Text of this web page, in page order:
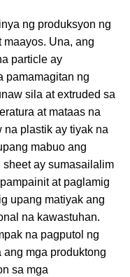
ng produksyon ng
maayos. Una, ang
particle ay
pamamagitan ng
sila at extruded sa
at mataas na
na plastik ay tiyak na
mabuo ang
ay sumasailalim
at paglamig
upang matiyak ang
na kawastuhan.
na pagputol ng
mga produktong
sa mga